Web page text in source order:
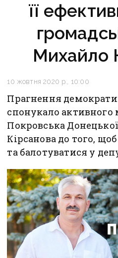
її
Михайло
10 жовтня 2020 р., 10:00
Прагнення
спонукало
Покровська
Кірсанова до того,
та балотуватися у